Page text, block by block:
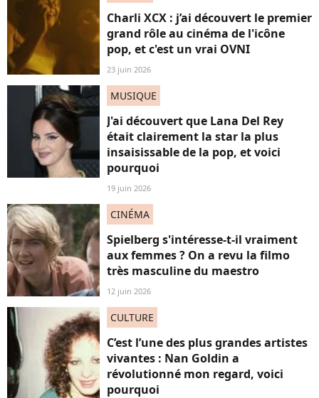
Charli XCX : j’ai découvert le premier
grand rôle au cinéma de l'icône
pop, et c'est un vrai OVNI
23 juin 2026
MUSIQUE
J'ai découvert que Lana Del Rey
était clairement la star la plus
insaisissable de la pop, et voici
pourquoi
19 juin 2026
CINÉMA
Spielberg s'intéresse-t-il vraiment
aux femmes ? On a revu la filmo
très masculine du maestro
12 juin 2026
CULTURE
C’est l’une des plus grandes artistes
vivantes : Nan Goldin a
révolutionné mon regard, voici
pourquoi